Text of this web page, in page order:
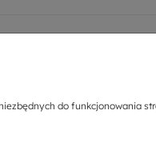
do funkcjonowania